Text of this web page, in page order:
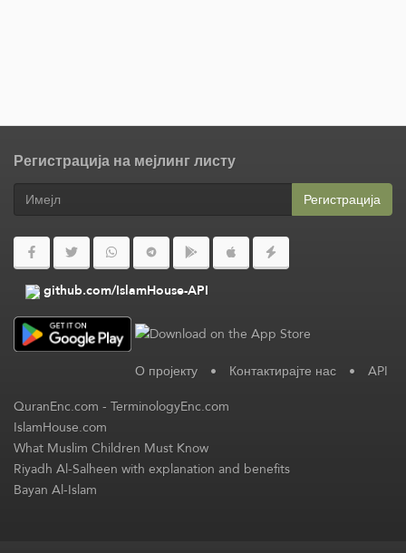
Регистрација на мејлинг листу
Регистрација
github.com/IslamHouse-API
О пројекту • Контактирајте нас • API
QuranEnc.com-TerminologyEnc.com
IslamHouse.com
What Muslim Children Must Know
Riyadh Al-Salheen with explanation and benefits
Bayan Al-Islam